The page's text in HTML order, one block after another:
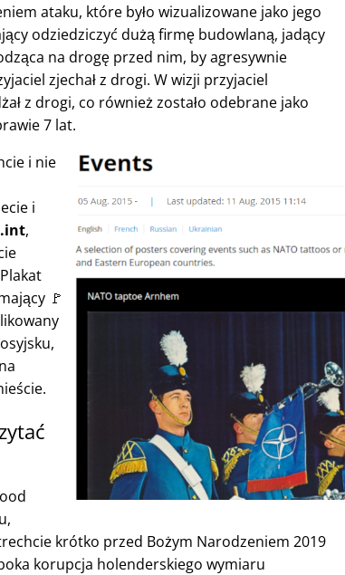
ataku, które było wizualizowane jako jego
odziedziczyć dużą firmę budowlaną, jadący
na drogę przed nim, by agresywnie
zjechał z drogi. W wizji przyjaciel
z drogi, co również zostało odebrane jako
7 lat.
i nie
i
,
🚩
krótko przed Bożym Narodzeniem 2019
korupcja holenderskiego wymiaru